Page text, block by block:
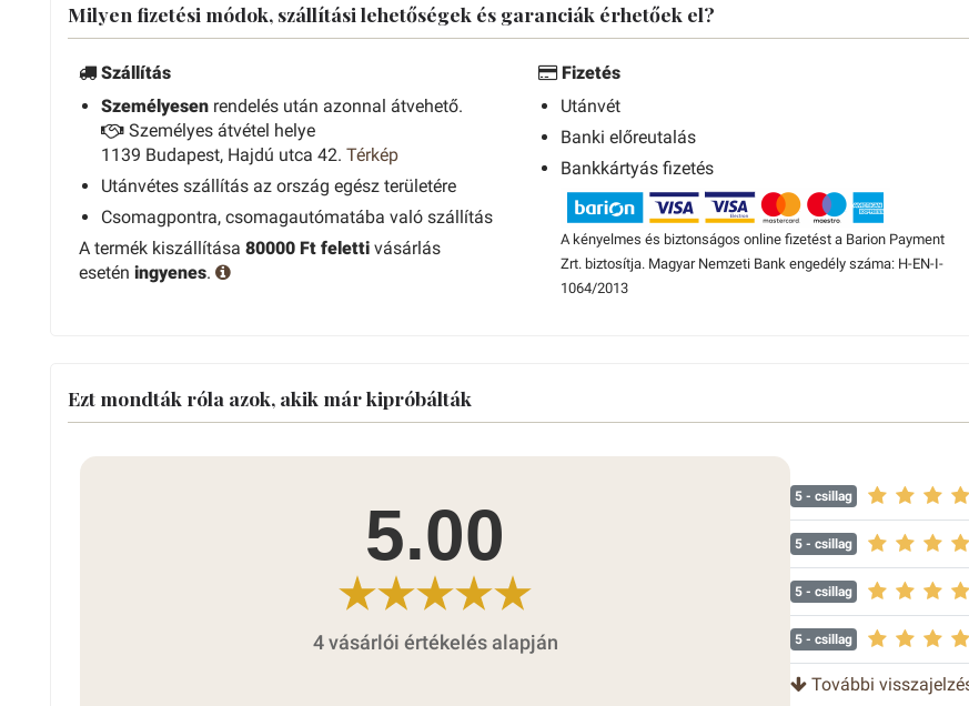
Milyen fizetési módok, szállítási lehetőségek és garanciák érhetőek el?
Szállítás
Személyesen rendelés után azonnal átvehető.
Személyes átvétel helye
1139 Budapest, Hajdú utca 42. Térkép
Utánvétes szállítás az ország egész területére
Csomagpontra, csomagautómatába való szállítás
A termék kiszállítása 80000 Ft feletti vásárlás
esetén ingyenes.
Fizetés
Utánvét
Banki előreutalás
Bankkártyás fizetés
A kényelmes és biztonságos online fizetést a Barion Payment
Zrt. biztosítja. Magyar Nemzeti Bank engedély száma: H-EN-I-
1064/2013
Ezt mondták róla azok, akik már kipróbálták
5.00
4 vásárlói értékelés alapján
5 - csillag
5 - csillag
5 - csillag
5 - csillag
További